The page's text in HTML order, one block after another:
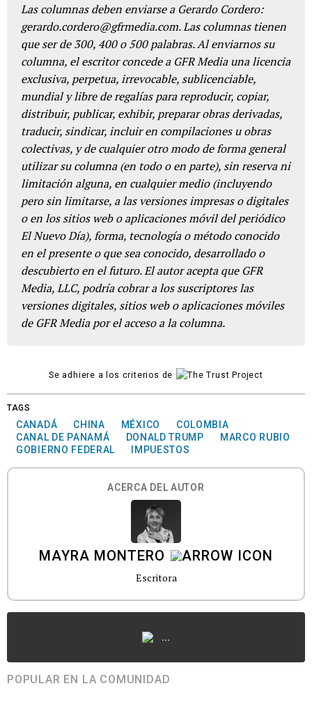
Las columnas deben enviarse a Gerardo Cordero:
gerardo.cordero@gfrmedia.com. Las columnas tienen
que ser de 300, 400 o 500 palabras. Al enviarnos su
columna, el escritor concede a GFR Media una licencia
exclusiva, perpetua, irrevocable, sublicenciable,
mundial y libre de regalías para reproducir, copiar,
distribuir, publicar, exhibir, preparar obras derivadas,
traducir, sindicar, incluir en compilaciones u obras
colectivas, y de cualquier otro modo de forma general
utilizar su columna (en todo o en parte), sin reserva ni
limitación alguna, en cualquier medio (incluyendo
pero sin limitarse, a las versiones impresas o digitales
o en los sitios web o aplicaciones móvil del periódico
El Nuevo Día), forma, tecnología o método conocido
en el presente o que sea conocido, desarrollado o
descubierto en el futuro. El autor acepta que GFR
Media, LLC, podría cobrar a los suscriptores las
versiones digitales, sitios web o aplicaciones móviles
de GFR Media por el acceso a la columna.
Se adhiere a los criterios de
TAGS
CANADÁ CHINA MÉXICO
COLOMBIA
CANAL DE PANAMÁ
DONALD TRUMP
MARCO RUBIO
GOBIERNO FEDERAL
IMPUESTOS
ACERCA DEL AUTOR
MAYRA MONTERO
Escritora
...
POPULAR EN LA COMUNIDAD